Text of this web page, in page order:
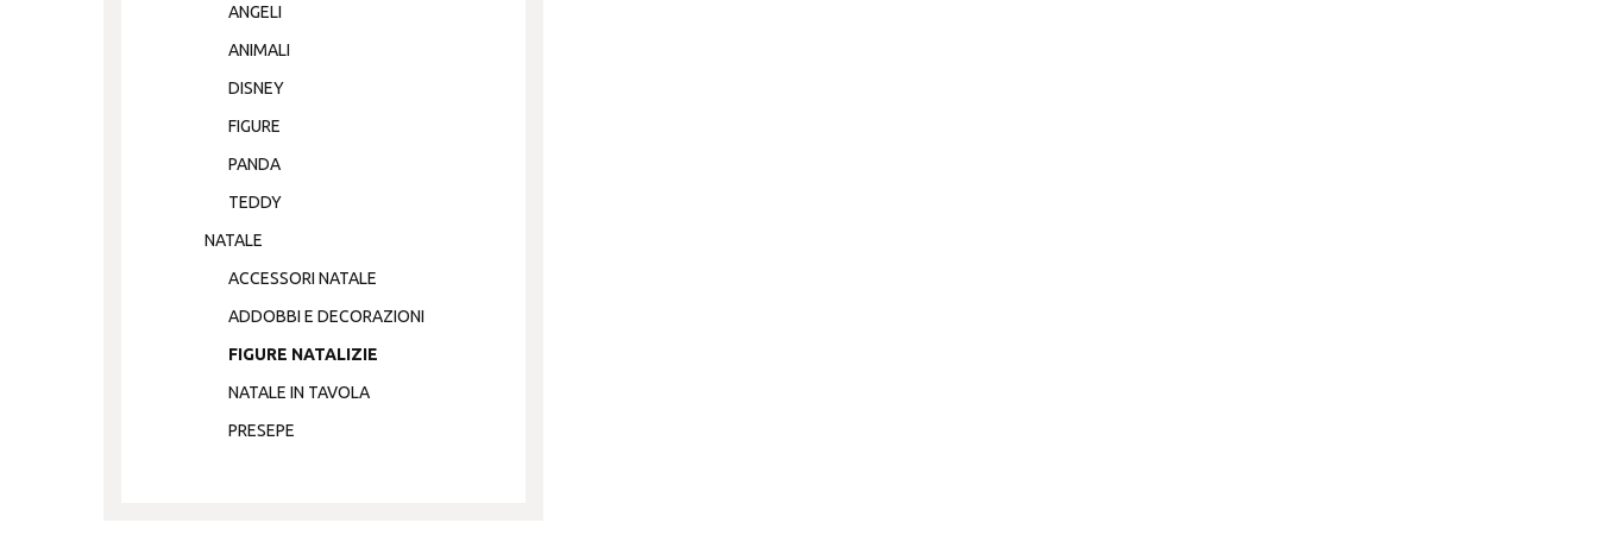
ANGELI
ANIMALI
DISNEY
FIGURE
PANDA
TEDDY
NATALE
ACCESSORI NATALE
ADDOBBI E DECORAZIONI
FIGURE NATALIZIE
NATALE IN TAVOLA
PRESEPE